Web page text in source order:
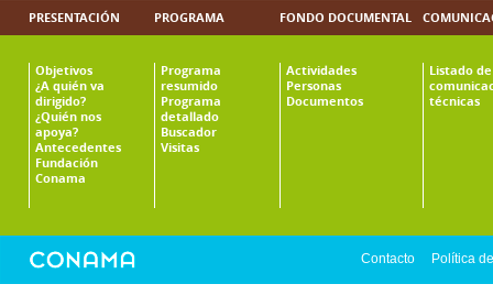
PRESENTACIÓN
Objetivos
¿A quién va
dirigido?
¿Quién nos
apoya?
Antecedentes
Fundación
Conama
PROGRAMA
Programa
resumido
Programa
detallado
Buscador
Visitas
FONDO DOCUMENTAL
Actividades
Personas
Documentos
Listado de
técnicas
Contacto Política